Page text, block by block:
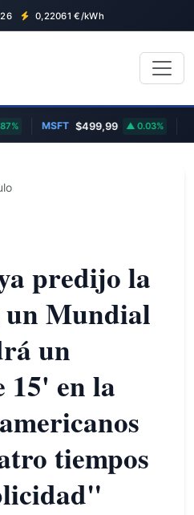
0,22061 €/kWh
MSFT $499,99 0.03%
predijo la
Mundial
un
15' en la
tiempos